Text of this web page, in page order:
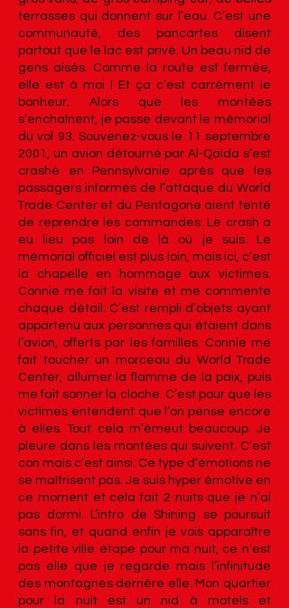
terrasses qui donnent sur l’eau. C’est une
communauté, des pancartes disent
partout que le lac est privé. Un beau nid de
gens aisés. Comme la route est fermée,
elle est à moi ! Et ça c’est carrément le
bonheur. Alors que les montées
s’enchaînent, je passe devant le mémorial
du vol 93. Souvenez-vous le 11 septembre
2001, un avion détourné par Al-Qaïda s’est
crashé en Pennsylvanie après que les
passagers informés de l’attaque du World
Trade Center et du Pentagone aient tenté
de reprendre les commandes. Le crash a
eu lieu pas loin de là où je suis. Le
mémorial officiel est plus loin, mais ici, c’est
la chapelle en hommage aux victimes.
Connie me fait la visite et me commente
chaque détail. C’est rempli d’objets ayant
appartenu aux personnes qui étaient dans
l’avion, offerts par les familles. Connie me
fait toucher un morceau du World Trade
Center, allumer la flamme de la paix, puis
me fait sonner la cloche. C’est pour que les
victimes entendent que l’on pense encore
à elles. Tout cela m’émeut beaucoup. Je
pleure dans les montées qui suivent. C’est
con mais c’est ainsi. Ce type d’émotions ne
se maîtrisent pas. Je suis hyper émotive en
ce moment et cela fait 2 nuits que je n’ai
pas dormi. L’intro de Shining se poursuit
sans fin, et quand enfin je vois apparaître
la petite ville étape pour ma nuit, ce n’est
pas elle que je regarde mais l’infinitude
des montagnes derrière elle. Mon quartier
pour la nuit est un nid à motels et